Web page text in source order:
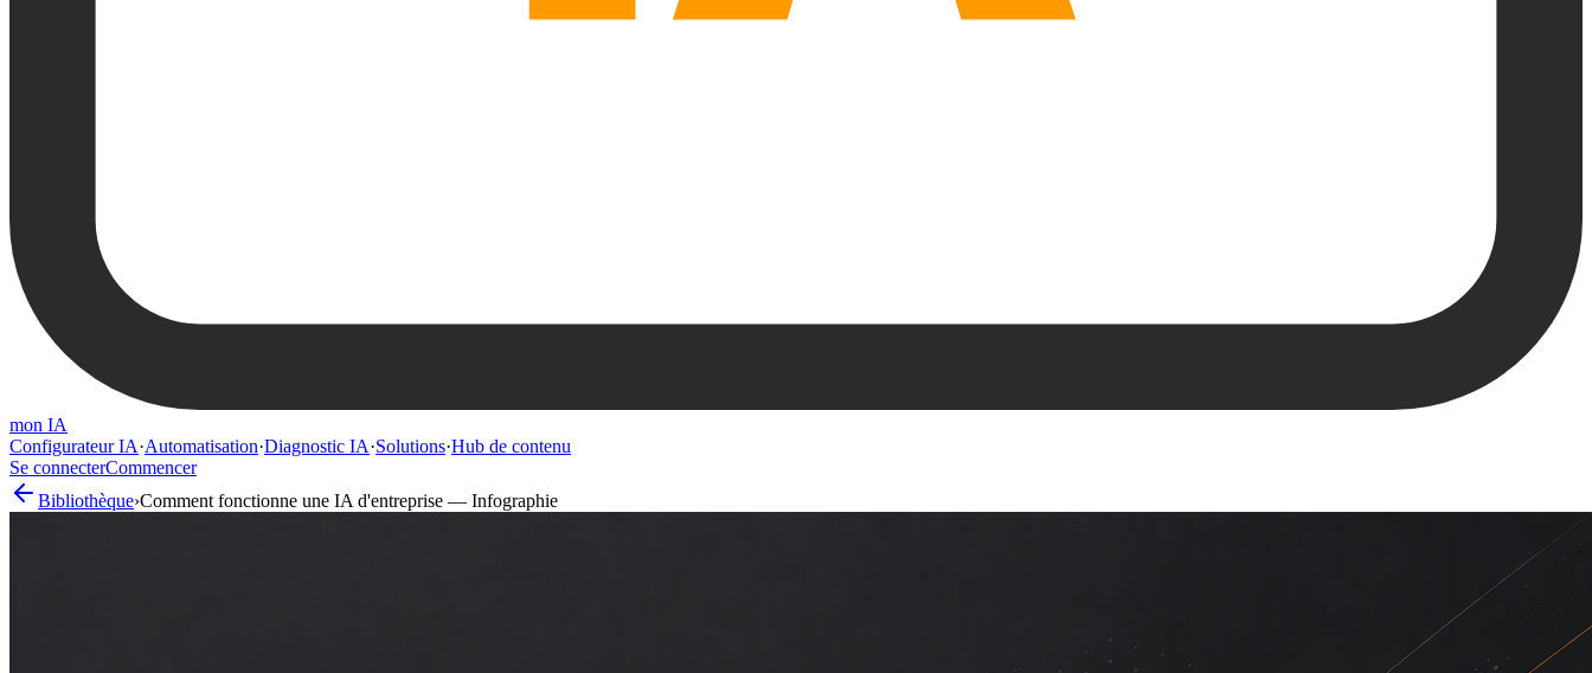
mon IA
Configurateur IA·Automatisation·Diagnostic IA·Solutions·Hub de contenu
Se connecterCommencer
Bibliothèque›Comment fonctionne une IA d'entreprise — Infographie